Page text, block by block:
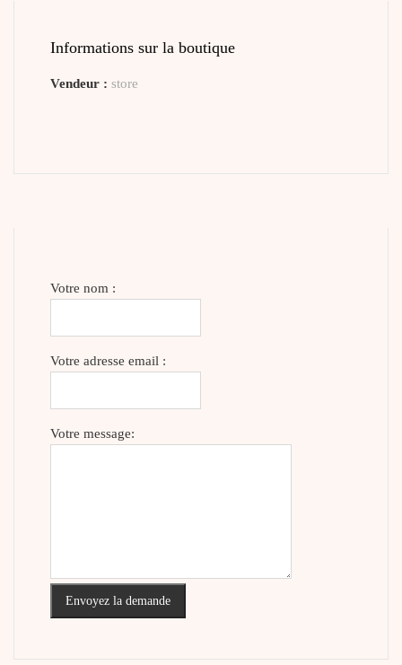
Informations sur la boutique
Vendeur : store
Votre nom :
Votre adresse email :
Votre message:
Envoyez la demande